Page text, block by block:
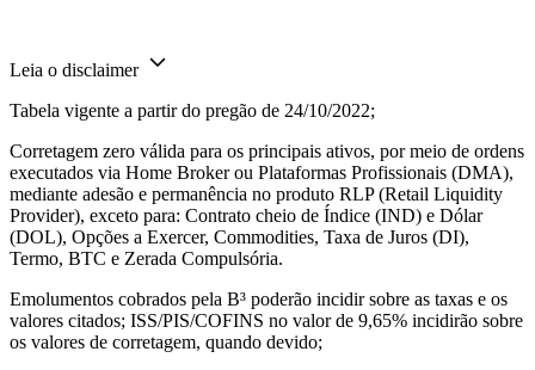
Leia o disclaimer
Tabela vigente a partir do pregão de 24/10/2022;
Corretagem zero válida para os principais ativos, por meio de ordens
executados via Home Broker ou Plataformas Profissionais (DMA),
mediante adesão e permanência no produto RLP (Retail Liquidity
Provider), exceto para: Contrato cheio de Índice (IND) e Dólar
(DOL), Opções a Exercer, Commodities, Taxa de Juros (DI),
Termo, BTC e Zerada Compulsória.
Emolumentos cobrados pela B³ poderão incidir sobre as taxas e os
valores citados; ISS/PIS/COFINS no valor de 9,65% incidirão sobre
os valores de corretagem, quando devido;